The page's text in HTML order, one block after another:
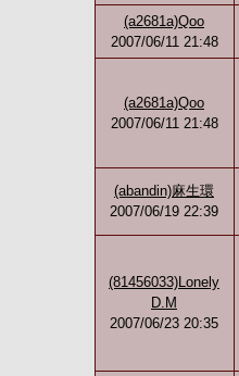
(a2681a)Qoo
2007/06/11 21:48
(a2681a)Qoo
2007/06/11 21:48
(abandin)麻生環
2007/06/19 22:39
(81456033)Lonely
D.M
2007/06/23 20:35